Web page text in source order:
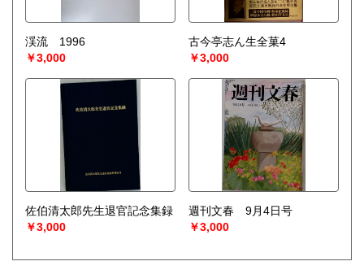
渓流 1996
￥3,000
古今亭志ん生全菓4
￥3,000
佐伯清太郎先生退官記念集録
￥3,000
週刊文春 9月4日号
￥3,000